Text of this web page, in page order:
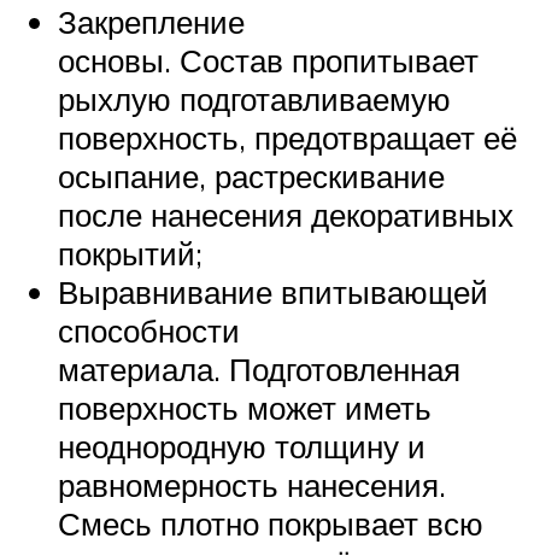
Закрепление
основы. Состав пропитывает
рыхлую подготавливаемую
поверхность, предотвращает её
осыпание, растрескивание
после нанесения декоративных
покрытий;
Выравнивание впитывающей
способности
материала. Подготовленная
поверхность может иметь
неоднородную толщину и
равномерность нанесения.
Смесь плотно покрывает всю